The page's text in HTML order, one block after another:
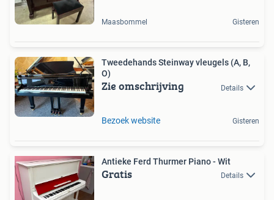
Maasbommel Gisteren
Tweedehands Steinway vleugels (A, B,
O)
Zie omschrijving Details
Bezoek website Gisteren
Antieke Ferd Thurmer Piano - Wit
Gratis Details